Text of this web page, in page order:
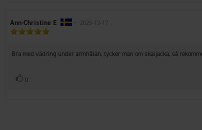
Recensionsförfattare:
Ann-Christine E • Recensionsdatum:
2025-12-17
5
Recensionstext:
Bra med vädring under armhålan, tycker man om skaljacka, så
Rösta
0